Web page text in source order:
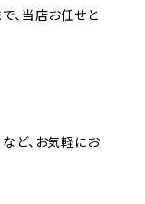
、当店お任せと
ど、お気軽にお